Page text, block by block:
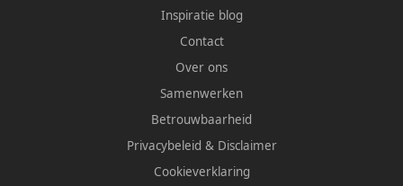
Inspiratie blog
Contact
Over ons
Samenwerken
Betrouwbaarheid
Privacybeleid & Disclaimer
Cookieverklaring